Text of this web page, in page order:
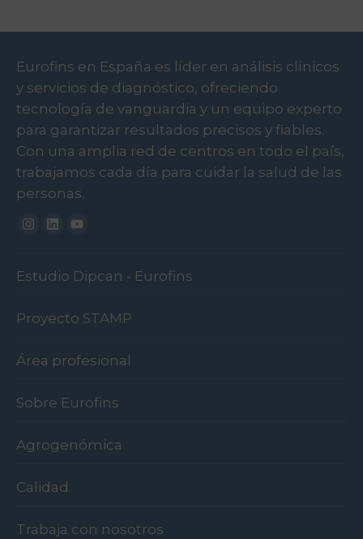
sanitarios. Puedes consultar más
información sobre nuestros estándares
y certificaciones ennuestra página de
calidad.
son aplicables a los centros de
extracción. Si deseas conseguir
cupones de descuento de Eurofins, te
invitamos a que nos visites en nuestra
página web, te suscribas a la newsletter
o consultes nuestro canal de
Instagram
correctamente y revisar la bandeja de
acceder alárea privada del paciente. Si
tienes alguna dudacontacta con
nosotros.
Eurofins en España es líder en análisis clínicos
y servicios de diagnóstico, ofreciendo
tecnología de vanguardia y un equipo experto
para garantizar resultados precisos y fiables.
Con una amplia red de centros en todo el país,
trabajamos cada día para cuidar la salud de las
personas.
Instagram
Linkedin
Youtube
Estudio Dipcan - Eurofins
Proyecto STAMP
Área profesional
Sobre Eurofins
Agrogenómica
Calidad
Trabaja con nosotros